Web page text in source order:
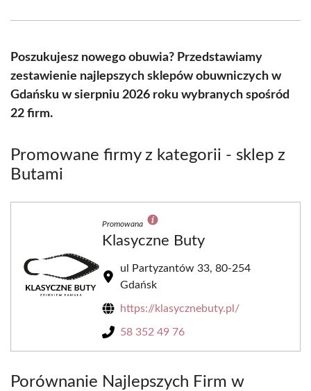
(Twitter)
Poszukujesz nowego obuwia? Przedstawiamy
zestawienie najlepszych sklepów obuwniczych w
Gdańsku w sierpniu 2026 roku wybranych spośród
22 firm.
Promowane firmy z kategorii - sklep z
Butami
Promowana
Klasyczne Buty
ul Partyzantów 33, 80-254
Gdańsk
https://klasycznebuty.pl/
58 352 49 76
Porównanie Najlepszych Firm w